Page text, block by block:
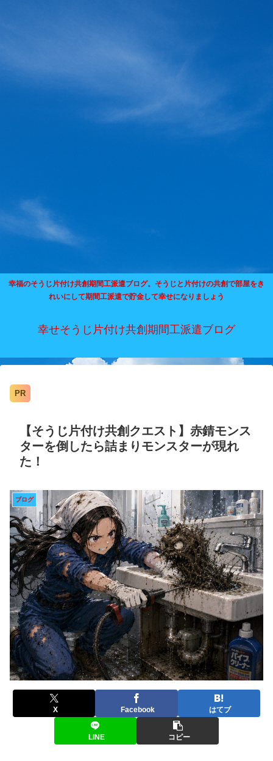
幸福のそうじ片付け共創期間工派遣ブログ。そうじと片付けの共創で部屋をき
れいにして期間工派遣で貯金して幸せになりましょう
幸せそうじ片付け共創期間工派遣ブログ
PR
【そうじ片付け共創クエスト】赤錆モンス
ターを倒したら詰まりモンスターが現れ
た！
ブログ
X Facebook はてブ
LINE コピー